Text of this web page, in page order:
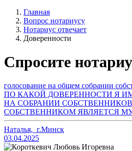
Главная
Вопрос нотариусу
Нотариус отвечает
Доверенности
Спросите
голосование на общем собрании
ПО КАКОЙ ДОВЕРЕННОСТИ Я
НА СОБРАНИИ СОБСТВЕННИКОВ
СОБСТВЕННИКОМ ЯВЛЯЕТСЯ
Наталья, г.Минск
03.04.2025